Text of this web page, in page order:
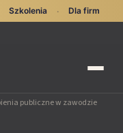
publiczne w zawodzie
Szkolenia · Dla firm